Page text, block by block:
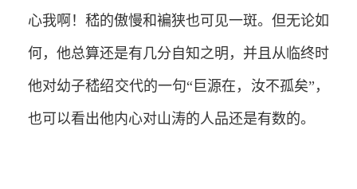
心我啊！嵇的傲慢和褊狭也可见一斑。但无论如
何，他总算还是有几分自知之明，并且从临终时
他对幼子嵇绍交代的一句“巨源在，汝不孤矣”，
也可以看出他内心对山涛的人品还是有数的。